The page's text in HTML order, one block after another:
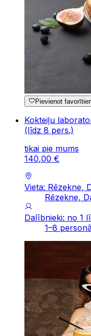
Pievienot
Kokteiļu
(līdz 8 pers.)
tikai pie mums
140,00 €
Vieta: Rēzekne,
Rēzekne,
Dalībnieki: no 1
1–8